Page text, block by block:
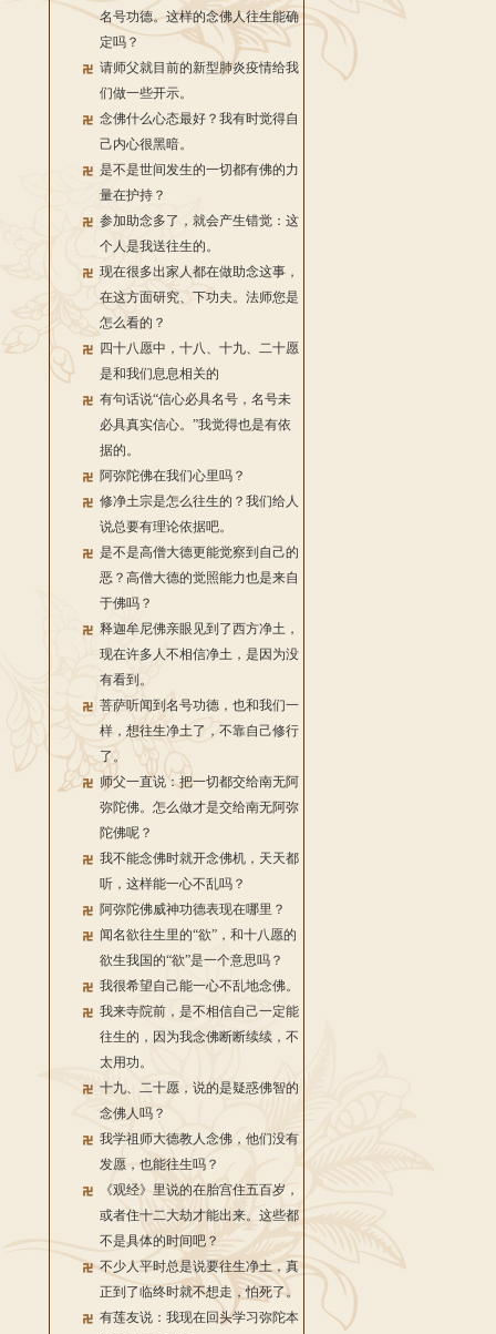
名号功德。这样的念佛人往生能确
定吗？
请师父就目前的新型肺炎疫情给我
们做一些开示。
念佛什么心态最好？我有时觉得自
己内心很黑暗。
是不是世间发生的一切都有佛的力
量在护持？
参加助念多了，就会产生错觉：这
个人是我送往生的。
现在很多出家人都在做助念这事，
在这方面研究、下功夫。法师您是
怎么看的？
四十八愿中，十八、十九、二十愿
是和我们息息相关的
有句话说“信心必具名号，名号未
必具真实信心。”我觉得也是有依
据的。
阿弥陀佛在我们心里吗？
修净土宗是怎么往生的？我们给人
说总要有理论依据吧。
是不是高僧大德更能觉察到自己的
恶？高僧大德的觉照能力也是来自
于佛吗？
释迦牟尼佛亲眼见到了西方净土，
现在许多人不相信净土，是因为没
有看到。
菩萨听闻到名号功德，也和我们一
样，想往生净土了，不靠自己修行
了。
师父一直说：把一切都交给南无阿
弥陀佛。怎么做才是交给南无阿弥
陀佛呢？
我不能念佛时就开念佛机，天天都
听，这样能一心不乱吗？
阿弥陀佛威神功德表现在哪里？
闻名欲往生里的“欲”，和十八愿的
欲生我国的“欲”是一个意思吗？
我很希望自己能一心不乱地念佛。
我来寺院前，是不相信自己一定能
往生的，因为我念佛断断续续，不
太用功。
十九、二十愿，说的是疑惑佛智的
念佛人吗？
我学祖师大德教人念佛，他们没有
发愿，也能往生吗？
《观经》里说的在胎宫住五百岁，
或者住十二大劫才能出来。这些都
不是具体的时间吧？
不少人平时总是说要往生净土，真
正到了临终时就不想走，怕死了。
有莲友说：我现在回头学习弥陀本